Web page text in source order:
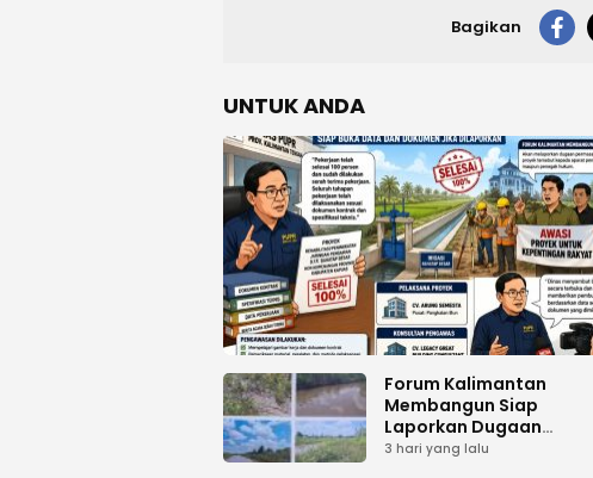
Bagikan
UNTUK ANDA
Forum Kalimantan
Membangun Siap
Laporkan Dugaan
Proyek Bermasalah
3 hari yang lalu